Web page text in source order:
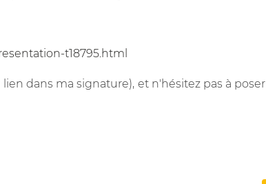
t18795.html
dans ma signature), et n'hésitez pas à poser